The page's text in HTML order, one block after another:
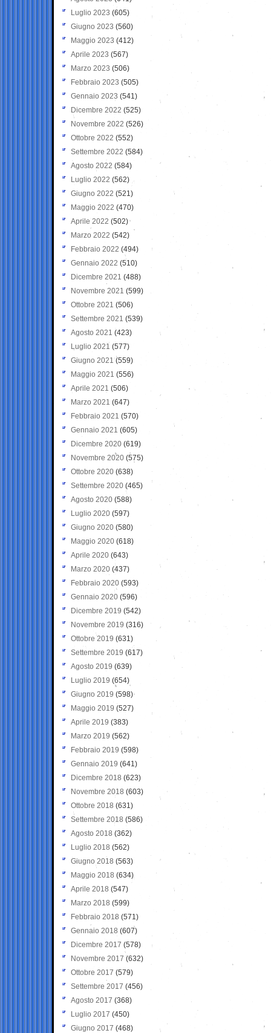
Luglio 2023 (605)
Giugno 2023 (560)
Maggio 2023 (412)
Aprile 2023 (567)
Marzo 2023 (506)
Febbraio 2023 (505)
Gennaio 2023 (541)
Dicembre 2022 (525)
Novembre 2022 (526)
Ottobre 2022 (552)
Settembre 2022 (584)
Agosto 2022 (584)
Luglio 2022 (562)
Giugno 2022 (521)
Maggio 2022 (470)
Aprile 2022 (502)
Marzo 2022 (542)
Febbraio 2022 (494)
Gennaio 2022 (510)
Dicembre 2021 (488)
Novembre 2021 (599)
Ottobre 2021 (506)
Settembre 2021 (539)
Agosto 2021 (423)
Luglio 2021 (577)
Giugno 2021(559)
Maggio 2021 (556)
Aprile 2021 (506)
Marzo 2021 (647)
Febbraio 2021 (570)
Gennaio 2021 (605)
Dicembre 2020 (619)
Novembre 2020 (575)
Ottobre 2020 (638)
Settembre 2020(465)
Agosto 2020 (588)
Luglio 2020 (597)
Giugno 2020 (580)
Maggio 2020 (618)
Aprile 2020 (643)
Marzo 2020 (437)
Febbraio 2020 (593)
Gennaio 2020 (596)
Dicembre 2019 (542)
Novembre 2019 (316)
Ottobre 2019 (631)
Settembre 2019 (617)
Agosto 2019 (639)
Luglio 2019 (654)
Giugno 2019 (598)
Maggio 2019 (527)
Aprile 2019 (383)
Marzo 2019 (562)
Febbraio 2019 (598)
Gennaio 2019 (641)
Dicembre 2018 (623)
Novembre 2018 (603)
Ottobre 2018 (631)
Settembre 2018 (586)
Agosto 2018 (362)
Luglio 2018 (562)
Giugno 2018 (563)
Maggio 2018 (634)
Aprile 2018 (547)
Marzo 2018 (599)
Febbraio 2018 (571)
Gennaio 2018 (607)
Dicembre 2017 (578)
Novembre 2017 (632)
Ottobre 2017 (579)
Settembre 2017 (456)
Agosto 2017 (368)
Luglio 2017 (450)
Giugno 2017 (468)